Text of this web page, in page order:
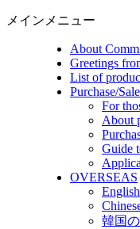
メインメニュー
About
Greetings
List of
Purchase/
For
About
Guide
OVERSEAS
韓国